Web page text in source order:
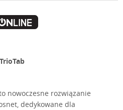
nowoczesne rozwiązanie
dedykowane dla